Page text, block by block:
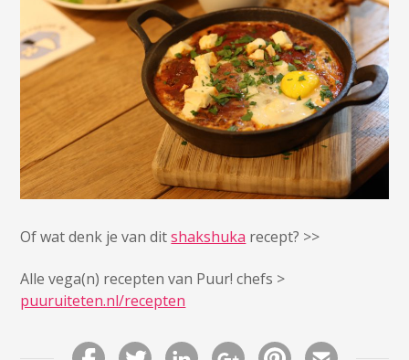
Of wat denk je van ditshakshuka recept? >>
Alle vega(n) recepten van Puur! chefs >
puuruiteten.nl/recepten